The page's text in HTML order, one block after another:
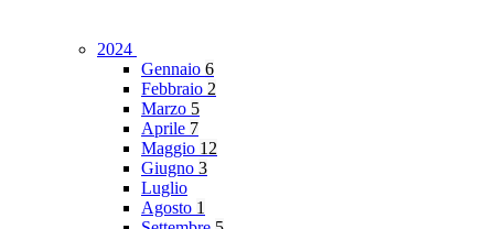
2024
Gennaio 6
Febbraio 2
Marzo 5
Aprile 7
Maggio 12
Giugno 3
Luglio
Agosto 1